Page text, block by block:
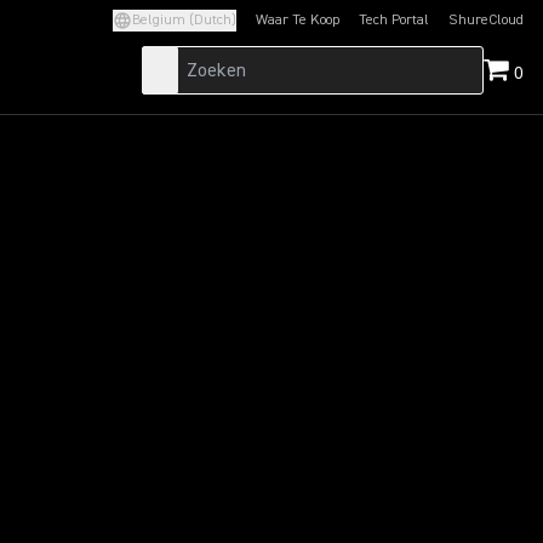
Belgium (Dutch) Waar Te Koop Tech Portal
(Opens in a new tab)ShureCloud
(Opens in a new
0